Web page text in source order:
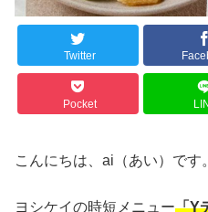
Twitter
Pocket
こんにちは、ai（あい）です。
ヨシケイの時短メニュー「Y